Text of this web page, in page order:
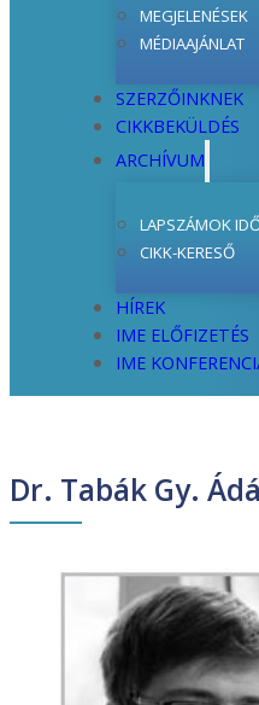
MEGJELENÉSEK
MÉDIAAJÁNLAT
SZERZŐINKNEK
CIKKBEKÜLDÉS
ARCHÍVUM
LAPSZÁMOK
CIKK-KERESŐ
HÍREK
IME ELŐFIZETÉS
IME
Dr. Tabák Gy.